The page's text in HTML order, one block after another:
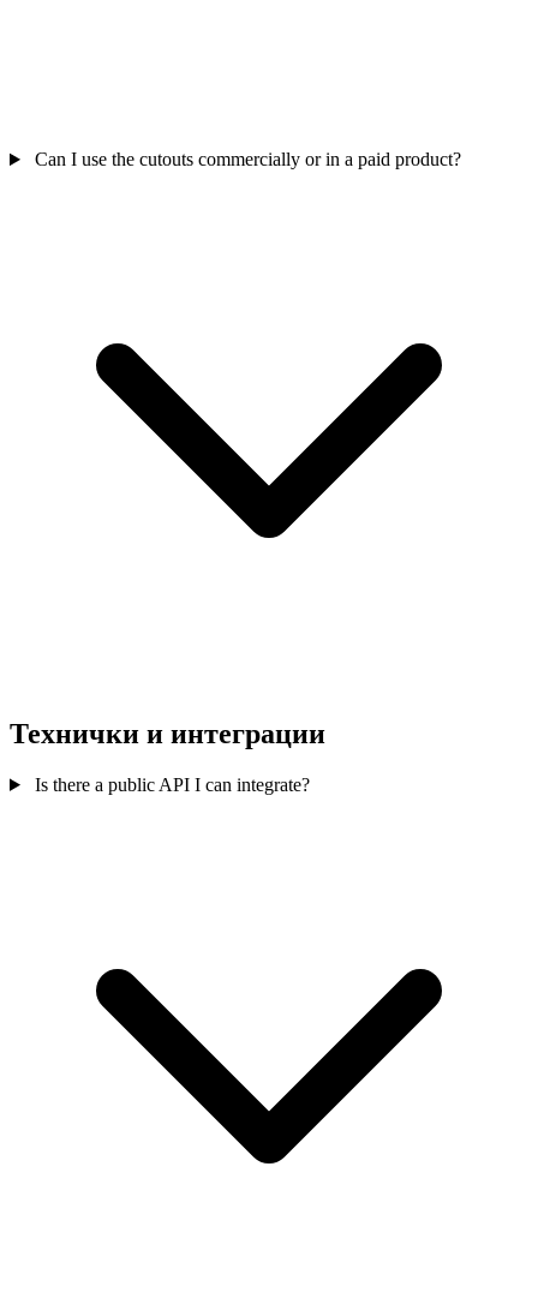
Can I use the cutouts commercially or in a paid product?
Технички и интеграции
Is there a public API I can integrate?